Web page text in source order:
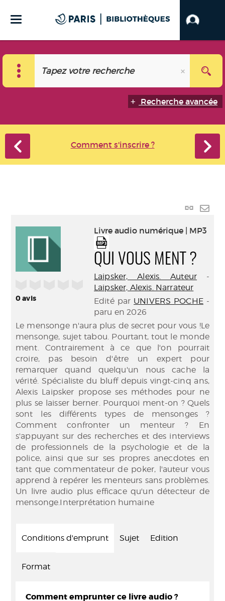
Recherche avancée
Comment s'inscrire ?
Lien
par
0avis
Livre audio numérique | MP3
QUI VOUS MENT ?
Laipsker, Alexis. Auteur -
Laipsker, Alexis. Narrateur
Edité par UNIVERS POCHE-
paru en 2026
Le mensonge n'aura plus de secret pour vous !Le
mensonge, sujet tabou. Pourtant, tout le monde
ment. Contrairement à ce que l'on pourrait
croire, pas besoin d'être un expert pour
remarquer quand quelqu'un nous cache la
vérité. Spécialiste du bluff depuis vingt-cinq ans,
Alexis Laipsker propose ses méthodes pour ne
plus se laisser berner. Pourquoi ment-on ? Quels
sont les différents types de mensonges ?
Comment confronter un menteur ? En
s'appuyant sur des recherches et des interviews
de professionnels de la psychologie et de la
police, ainsi que sur ses propres anecdotes en
tant que commentateur de poker, l'auteur vous
apprend à repérer les menteurs sans problèmes.
Un livre audio plus efficace qu'un détecteur de
mensonge.Interprétation humaine
Conditions d'emprunt Sujet Edition
Format
Comment emprunter ce livre audio ?